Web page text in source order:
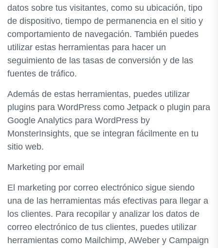
datos sobre tus visitantes, como su ubicación, tipo
de dispositivo, tiempo de permanencia en el sitio y
comportamiento de navegación. También puedes
utilizar estas herramientas para hacer un
seguimiento de las tasas de conversión y de las
fuentes de tráfico.
Además de estas herramientas, puedes utilizar
plugins para WordPress como Jetpack o plugin para
Google Analytics para WordPress by
MonsterInsights, que se integran fácilmente en tu
sitio web.
Marketing por email
El marketing por correo electrónico sigue siendo
una de las herramientas más efectivas para llegar a
los clientes. Para recopilar y analizar los datos de
correo electrónico de tus clientes, puedes utilizar
herramientas como Mailchimp, AWeber y Campaign